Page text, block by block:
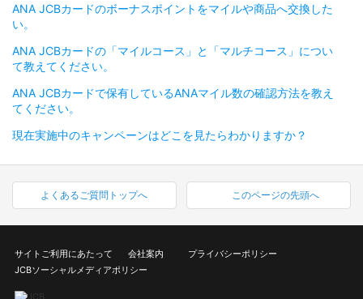
ANA JCBカードのボーナスポイントをマイルや商品へ交換した
い。
ANA JCBカードの「マイルコース」と「マルチコース」につい
て教えてください。
ANA JCBカードで保有しているANAマイル数の確認方法を教え
てください。
現在実施中のキャンペーンはどこを見たらわかりますか？
よくあるご質問トップへ このページの先頭へ
サイトご利用にあたって 会社案内
プライバシーポリシー
JCBソーシャルメディアポリシー